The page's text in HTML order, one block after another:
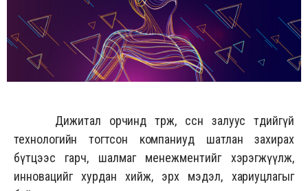
Дижитал орчинд төрж, өссөн залуус төдийгүй
технологийн тогтсон компаниуд шатлан захирах
бүтцээс гарч, шалмаг менежментийг хэрэгжүүлж,
инновацийг хурдан хийж, эрх мэдэл, хариуцлагыг